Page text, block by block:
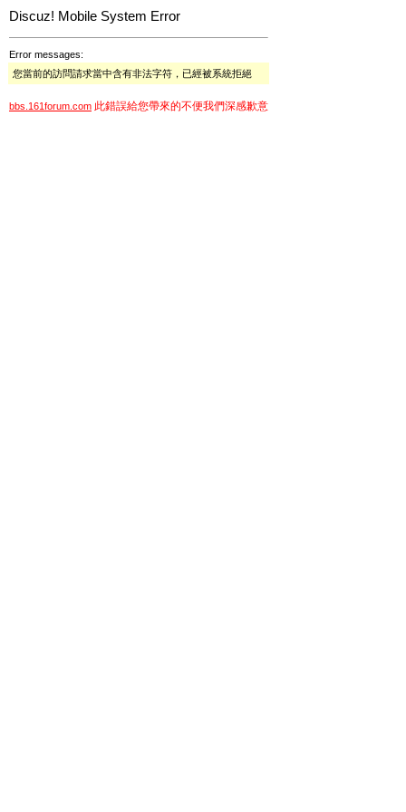
Discuz! Mobile System Error
Error messages:
您當前的訪問請求當中含有非法字符，已經被系統拒絕
bbs.161forum.com 此錯誤給您帶來的不便我們深感歉意